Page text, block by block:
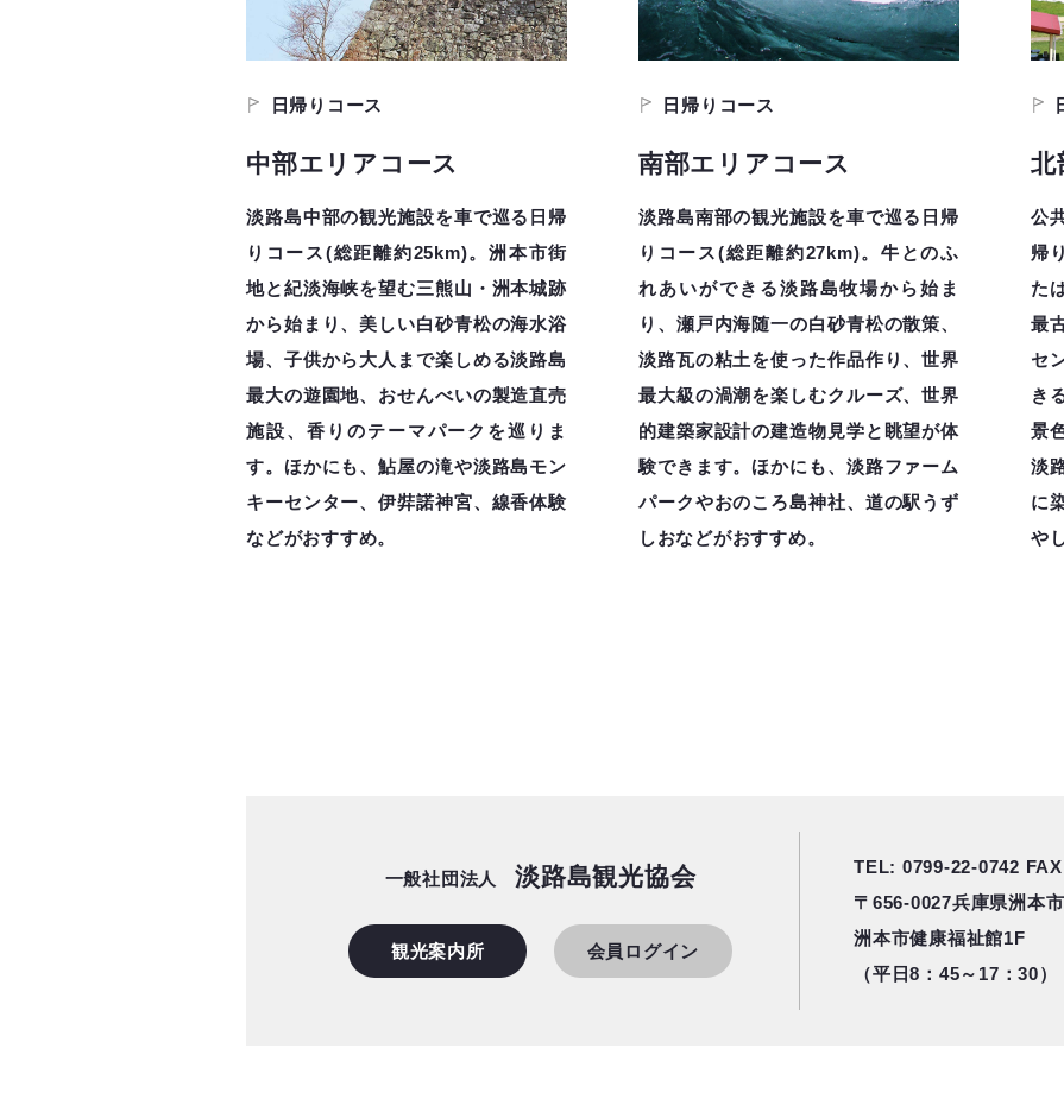
日帰りコース
中部エリアコース
淡路島中部の観光施設を車で巡る日帰
りコース(総距離約25km)。洲本市街
地と紀淡海峡を望む三熊山・洲本城跡
から始まり、美しい白砂青松の海水浴
場、子供から大人まで楽しめる淡路島
最大の遊園地、おせんべいの製造直売
施設、香りのテーマパークを巡りま
す。ほかにも、鮎屋の滝や淡路島モン
キーセンター、伊弉諾神宮、線香体験
などがおすすめ。
日帰りコース
南部エリアコース
淡路島南部の観光施設を車で巡る日帰
りコース(総距離約27km)。牛とのふ
れあいができる淡路島牧場から始ま
り、瀬戸内海随一の白砂青松の散策、
淡路瓦の粘土を使った作品作り、世界
最大級の渦潮を楽しむクルーズ、世界
的建築家設計の建造物見学と眺望が体
験できます。ほかにも、淡路ファーム
パークやおのころ島神社、道の駅うず
しおなどがおすすめ。
北
公
帰
た
最
セ
き
景
淡
に
や
一般社団法人 淡路島観光協会
観光案内所 会員ログイン
TEL: 0799-22-0742
〒656-0027兵庫県洲本
洲本市健康福祉館1F
（平日8：45～17：30）